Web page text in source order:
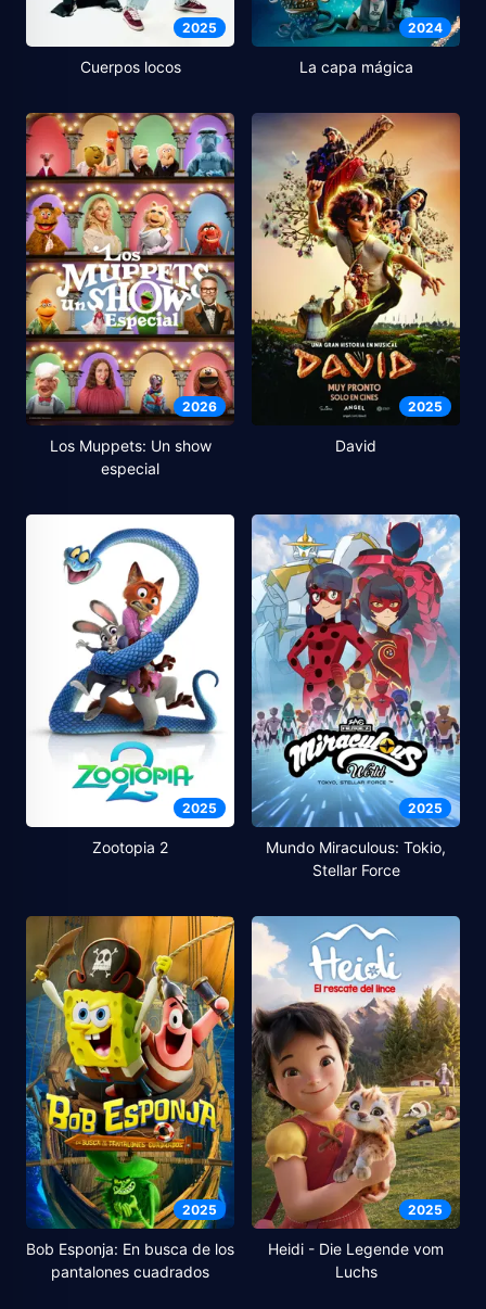
2025
Cuerpos locos
2024
La capa mágica
2026
Los Muppets: Un show
especial
2025
David
2025
Zootopia 2
2025
Mundo Miraculous: Tokio,
Stellar Force
2025
Bob Esponja: En busca de los
pantalones cuadrados
2025
Heidi - Die Legende vom
Luchs